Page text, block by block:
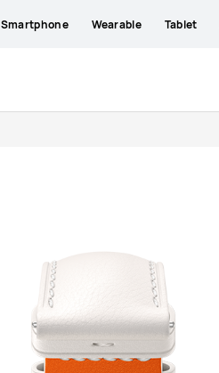
Smartphone Wearable Tablet